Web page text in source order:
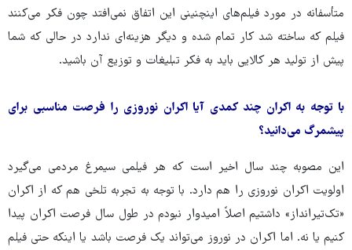
متأسفانه در مورد فیلم‌های اینچنینی این اتفاق نمی‌افتد چون فکر می‌کنند
فیلم که ساخته شد کار تمام شده و دیگر هزینه‌ای ندارد در حالی که شما
پیش از تولید هر کالایی باید به فکر تبلیغات و توزیع آن باشید.
با توجه به اکران چند کمدی آیا اکران نوروزی را فرصت مناسبی برای
پیشمرگ می‌دانید؟
این مصوبه چند سال اخیر است که هر فیلمی سیمرغ مردمی می‌گیرد
اولویت اکران نوروزی را هم دارد. با توجه به تجربه تلخی هم که از اکران
‌«تک‌تیرانداز» داشتیم اصلاً امیدوار نبودم در طول سال فرصت اکران پیدا
کنیم یا نه. اما اکران در نوروز می‌تواند یک فرصت باشد یا اینکه حتی فیلم